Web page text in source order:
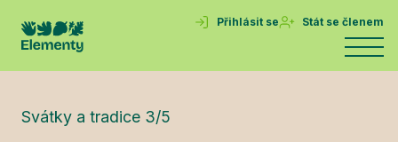
Přihlásit se Stát se členem
Svátky a tradice 3/5